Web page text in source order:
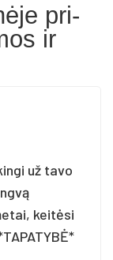
pri­
ir
už tavo
keitėsi